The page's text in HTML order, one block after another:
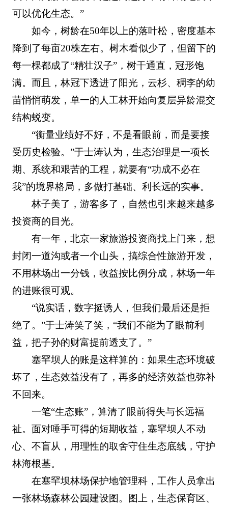
可以优化生态。”
如今，树龄在50年以上的落叶松，密度基本
降到了每亩20株左右。树木看似少了，但留下的
每一棵都成了“精壮汉子”，树干通直，冠形饱
满。而且，林冠下透进了阳光，云杉、稠李的幼
苗悄悄萌发，单一的人工林开始向复层异龄混交
结构蜕变。
“衡量业绩好不好，不是看眼前，而是要接
受历史检验。”于士涛认为，生态治理是一项长
期、系统和艰苦的工程，就要有“功成不必在
我”的境界格局，多做打基础、利长远的实事。
林子美了，游客多了，自然也引来越来越多
投资商的目光。
有一年，北京一家旅游投资商找上门来，想
封闭一道沟或者一个山头，搞综合性旅游开发，
不用林场出一分钱，收益按比例分成，林场一年
的进账很可观。
“说实话，数字挺诱人，但我们最后还是拒
绝了。”于士涛笑了笑，“我们不能为了眼前利
益，把子孙的财富提前透支了。”
塞罕坝人的账是这样算的：如果生态环境破
坏了，生态效益没有了，再多的经济效益也弥补
不回来。
一笔“生态账”，算清了眼前得失与长远福
祉。面对唾手可得的短期收益，塞罕坝人不动
心、不盲从，用理性的取舍守住生态底线，守护
林海根基。
在塞罕坝林场保护地管理科，工作人员拿出
一张林场森林公园建设图。图上，生态保育区、